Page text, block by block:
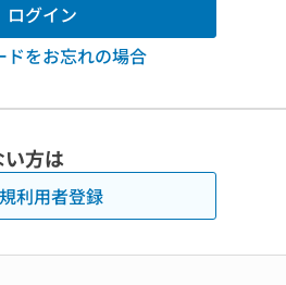
ログイン
ドをお忘れの場合
方は
利用者登録